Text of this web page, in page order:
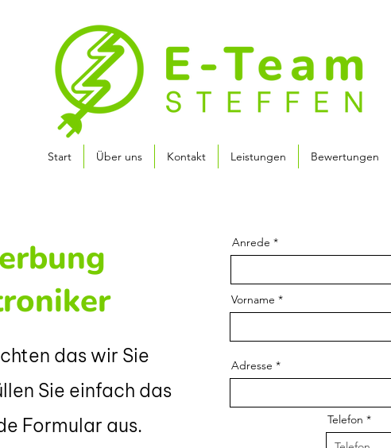
Start Über uns Kontakt Leistungen Bewertungen
das wir Sie
Sie einfach das
Formular aus.
Anrede
Vorname
Adresse
Telefon